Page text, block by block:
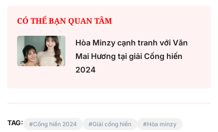
CÓ THỂ BẠN QUAN TÂM
Hòa Minzy cạnh tranh với Văn
Mai Hương tại giải Cống hiến
2024
TAG: Cống hiến 2024 Giải cống hiến Hòa minzy